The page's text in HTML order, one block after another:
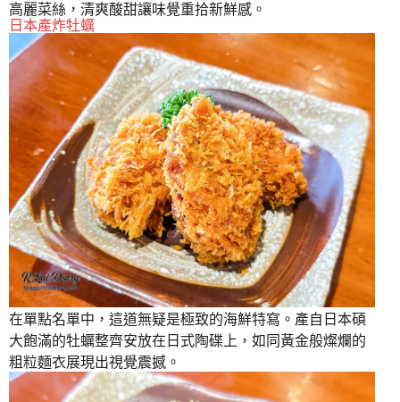
高麗菜絲，清爽酸甜讓味覺重拾新鮮感。
日本產炸牡蠣
在單點名單中，這道無疑是極致的海鮮特寫。產自日本碩
大飽滿的牡蠣整齊安放在日式陶碟上，如同黃金般燦爛的
粗粒麵衣展現出視覺震撼。